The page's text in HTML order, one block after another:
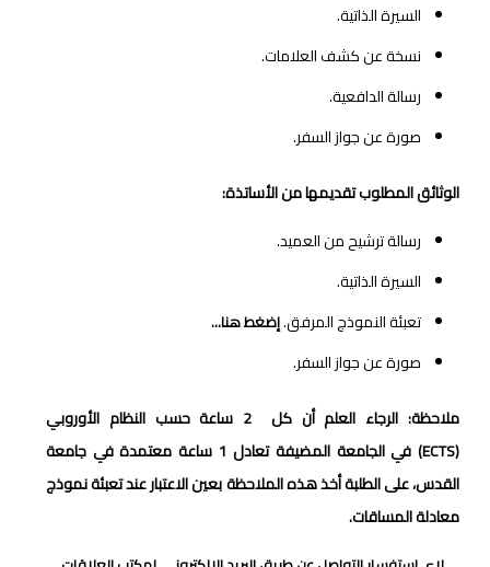
السيرة الذاتية.
نسخة عن كشف العلامات.
رسالة الدافعية.
صورة عن جواز السفر.
الوثائق المطلوب تقديمها من الأساتذة:
رسالة ترشيح من العميد.
السيرة الذاتية.
تعبئة النموذج المرفق.إضغط هنا…
صورة عن جواز السفر.
ملاحظة: الرجاء العلم أن كل 2 ساعة حسب النظام الأوروبي
(
ECTS
)
في الجامعة المضيفة تعادل 1 ساعة معتمدة في جامعة
القدس، على الطلبة أخذ هذه الملاحظة بعين الاعتبار عند تعبئة نموذج
معادلة المساقات.